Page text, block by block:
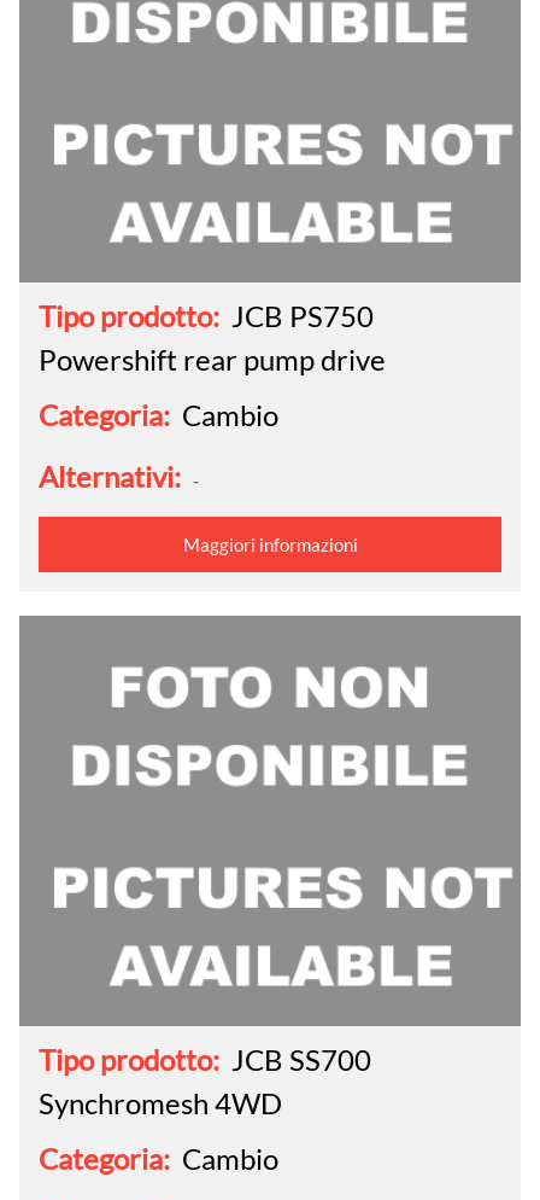
Tipo prodotto: JCB PS750
Powershift rear pump drive
Categoria: Cambio
Alternativi: -
Maggiori informazioni
Tipo prodotto: JCB SS700
Synchromesh 4WD
Categoria: Cambio